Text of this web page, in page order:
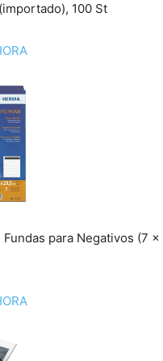
100 St
para Negativos (7